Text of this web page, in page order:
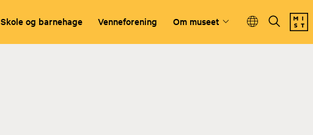
Skole og barnehage Venneforening Om museet